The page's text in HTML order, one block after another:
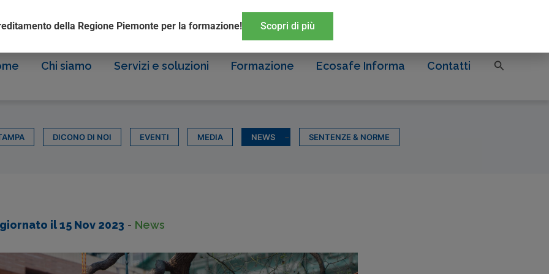
Chi siamo Servizi e soluzioni Formazione Ecosafe Informa Contatti Cerca
DICONO DI NOI EVENTI MEDIA NEWS SENTENZE & NORME
il15 Nov 2023 - News
della Regione Piemonte per la formazione! Scopri di più